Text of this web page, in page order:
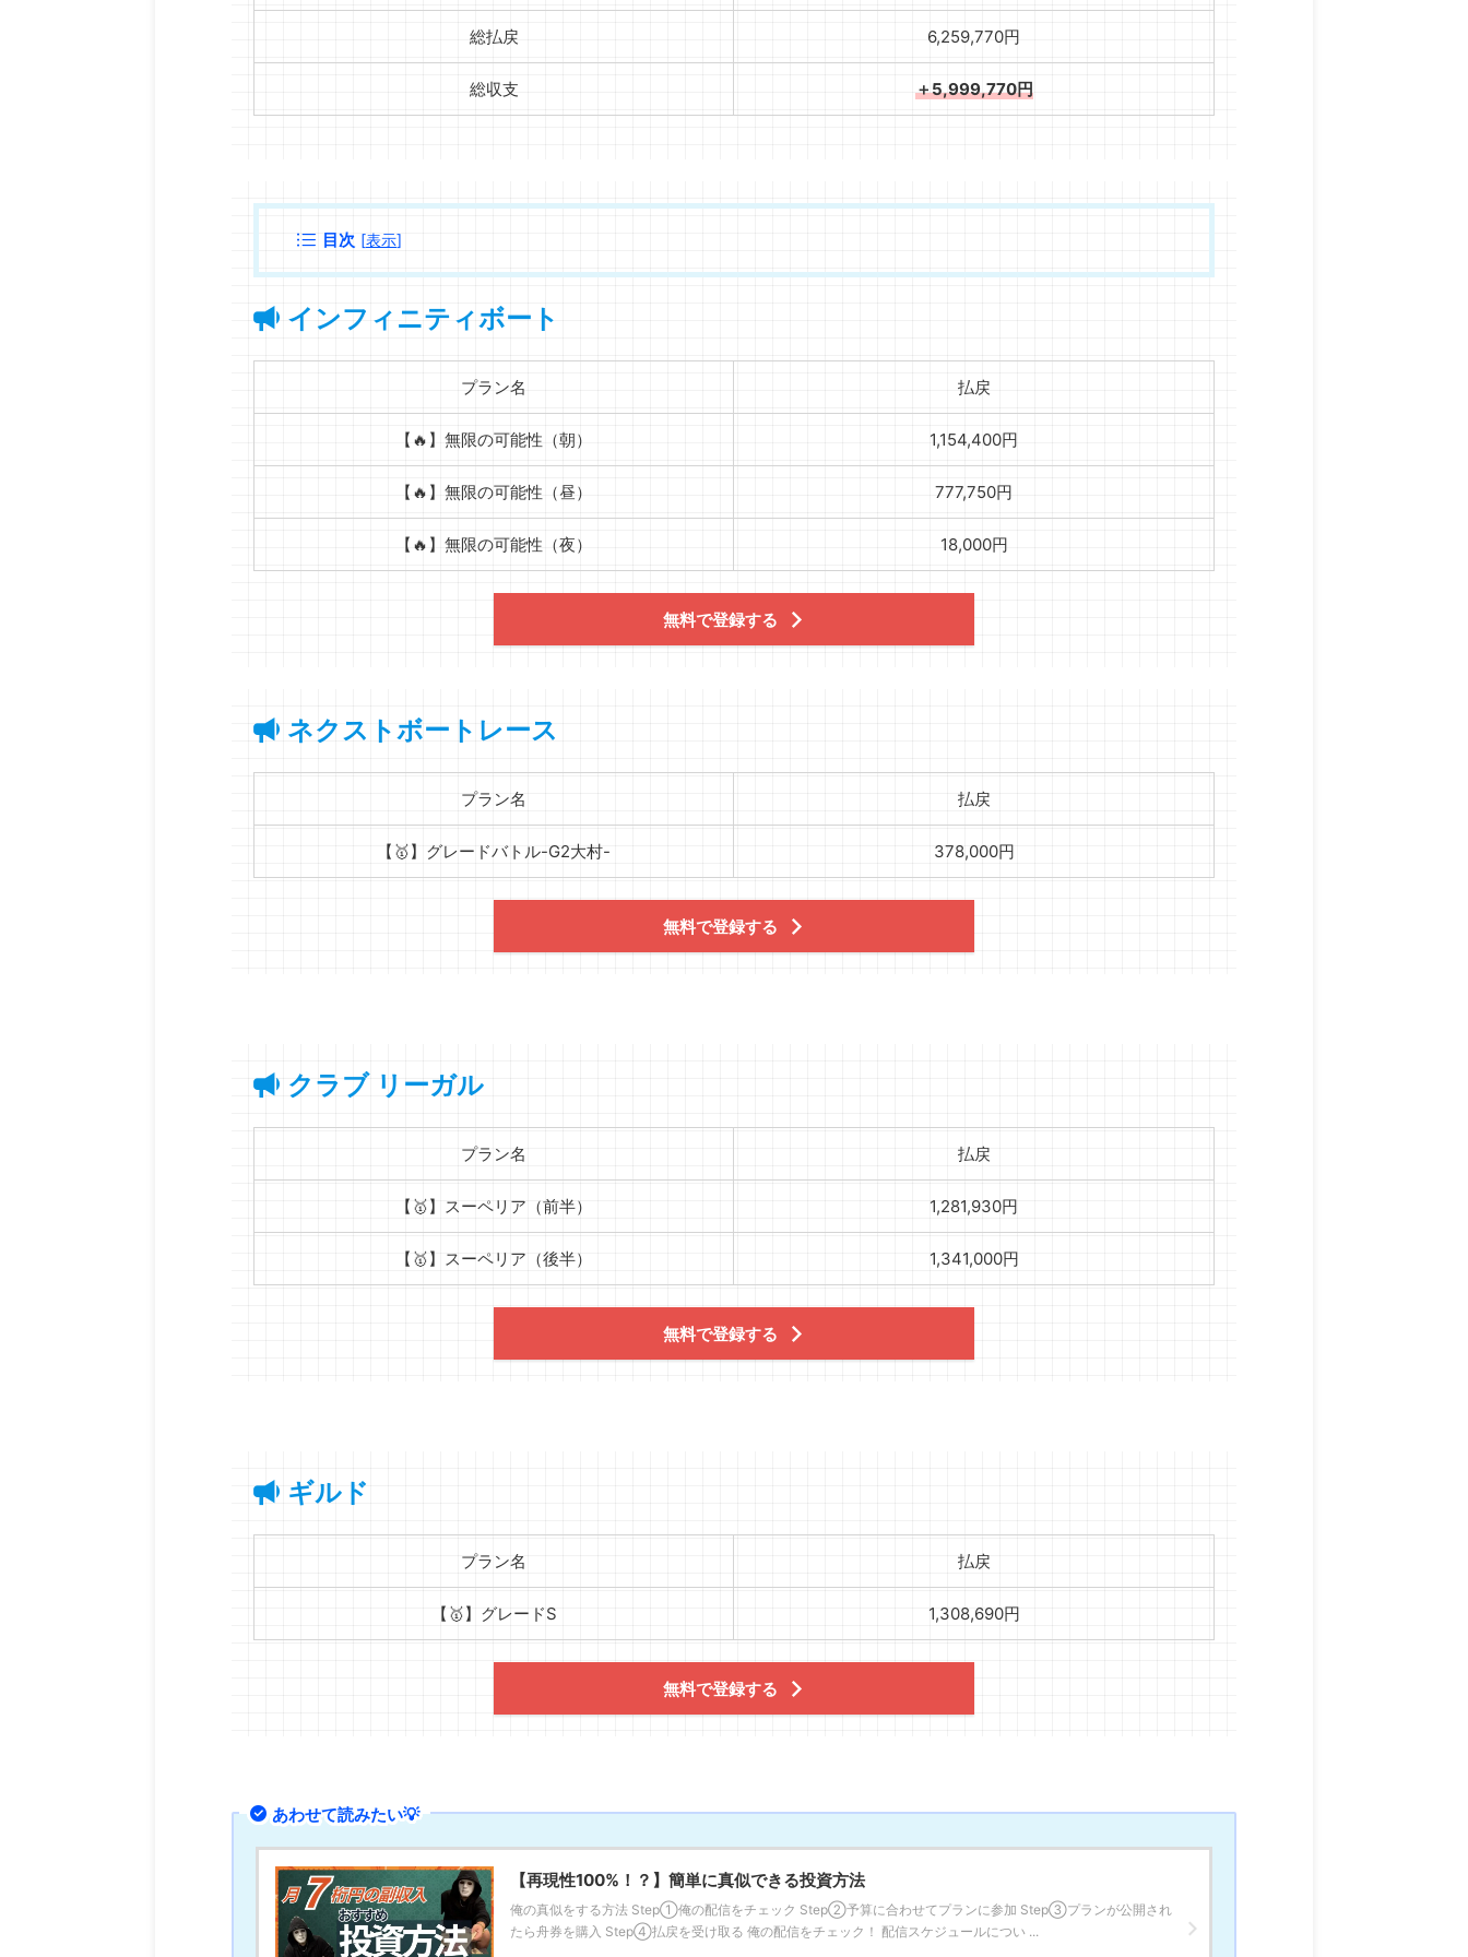
総払戻 6,259,770円
総収支 ＋5,999,770円
目次 [表示]
インフィニティボート
プラン名 払戻
【🔥】無限の可能性（朝） 1,154,400円
【🔥】無限の可能性（昼） 777,750円
【🔥】無限の可能性（夜） 18,000円
無料で登録する
ネクストボートレース
プラン名 払戻
【🥇】グレードバトル-G2大村- 378,000円
無料で登録する
クラブ リーガル
プラン名 払戻
【🥇】スーペリア（前半） 1,281,930円
【🥇】スーペリア（後半） 1,341,000円
無料で登録する
ギルド
プラン名 払戻
【🥇】グレードS 1,308,690円
無料で登録する
あわせて読みたい💡
【再現性100%！？】簡単に真似できる投資方法
俺の真似をする方法 Step①俺の配信をチェック Step②予算に合わせてプランに参加 Step③プランが公開され
たら舟券を購入 Step④払戻を受け取る 俺の配信をチェック！ 配信スケジュールについ ...